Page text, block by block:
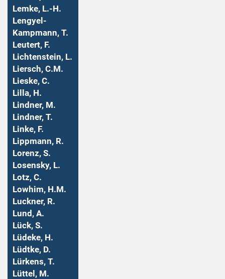
Lemke, L.-H.
Lengyel-
Kampmann, T.
Leutert, F.
Lichtenstein, L.
Liersch, C.M.
Lieske, C.
Lilla, H.
Lindner, M.
Lindner, T.
Linke, F.
Lippmann, R.
Lorenz, S.
Losensky, L.
Lotz, C.
Lowhim, H.M.
Luckner, R.
Lund, A.
Lück, S.
Lüdeke, H.
Lüdtke, D.
Lürkens, T.
Lüttel, M.